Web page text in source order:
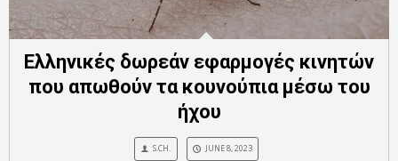
Ελληνικές δωρεάν εφαρμογές κινητών
που απωθούν τα κουνούπια μέσω του
ήχου
S.CH. JUNE 8, 2023